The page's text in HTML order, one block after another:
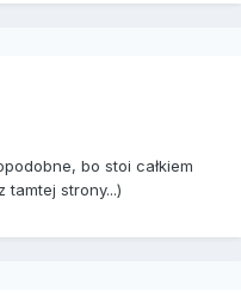
bo stoi całkiem
tamtej strony...)